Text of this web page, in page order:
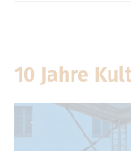
10 Jahre